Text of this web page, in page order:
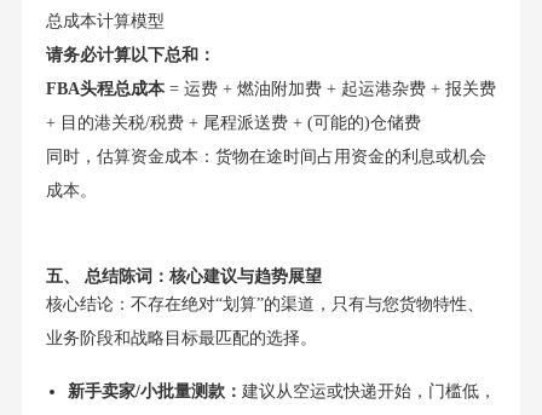
总成本计算模型
请务必计算以下总和：
FBA头程总成本= 运费 + 燃油附加费 + 起运港杂费 + 报关费
+ 目的港关税/税费 + 尾程派送费 + (可能的)仓储费
同时，估算资金成本：货物在途时间占用资金的利息或机会
成本。
五、 总结陈词：核心建议与趋势展望
核心结论：不存在绝对“划算”的渠道，只有与您货物特性、
业务阶段和战略目标最匹配的选择。
新手卖家/小批量测款： 建议从空运或快递开始，门槛低，